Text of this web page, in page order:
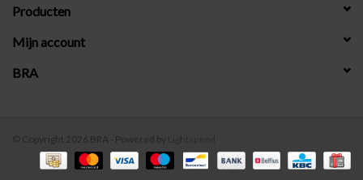
Producten
Mijn account
BRA
© Copyright 2026 BRA - Powered by